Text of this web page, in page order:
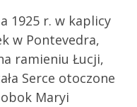
1925 r. w kaplicy
w Pontevedra,
ramieniu Łucji,
Serce otoczone
Maryi